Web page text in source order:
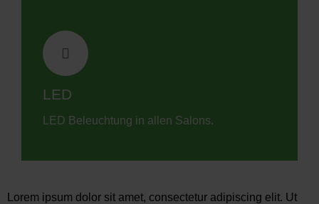
LED
LED Beleuchtung in allen Salons.
Lorem ipsum dolor sit amet, consectetur adipiscing elit. Ut